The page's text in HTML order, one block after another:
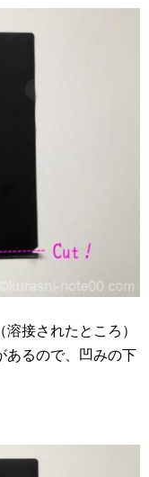
接されたところ）
あるので、凹みの下